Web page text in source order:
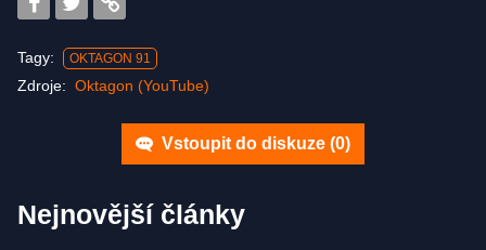
Tagy: OKTAGON 91
Zdroje: Oktagon (YouTube)
Vstoupit do diskuze (0)
Nejnovější články